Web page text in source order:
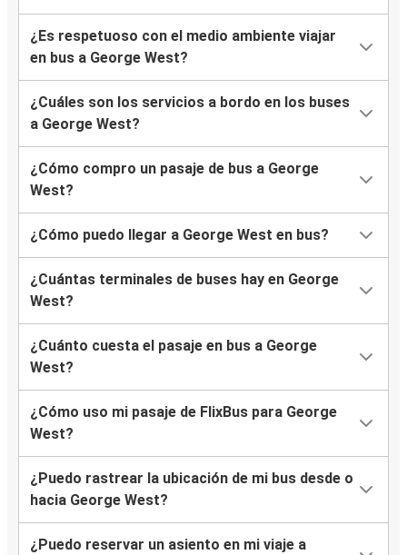
¿Es respetuoso con el medio ambiente viajar
en bus a George West?
¿Cuáles son los servicios a bordo en los buses
a George West?
¿Cómo compro un pasaje de bus a George
West?
¿Cómo puedo llegar a George West en bus?
¿Cuántas terminales de buses hay en George
West?
¿Cuánto cuesta el pasaje en bus a George
West?
¿Cómo uso mi pasaje de FlixBus para George
West?
¿Puedo rastrear la ubicación de mi bus desde o
hacia George West?
¿Puedo reservar un asiento en mi viaje a